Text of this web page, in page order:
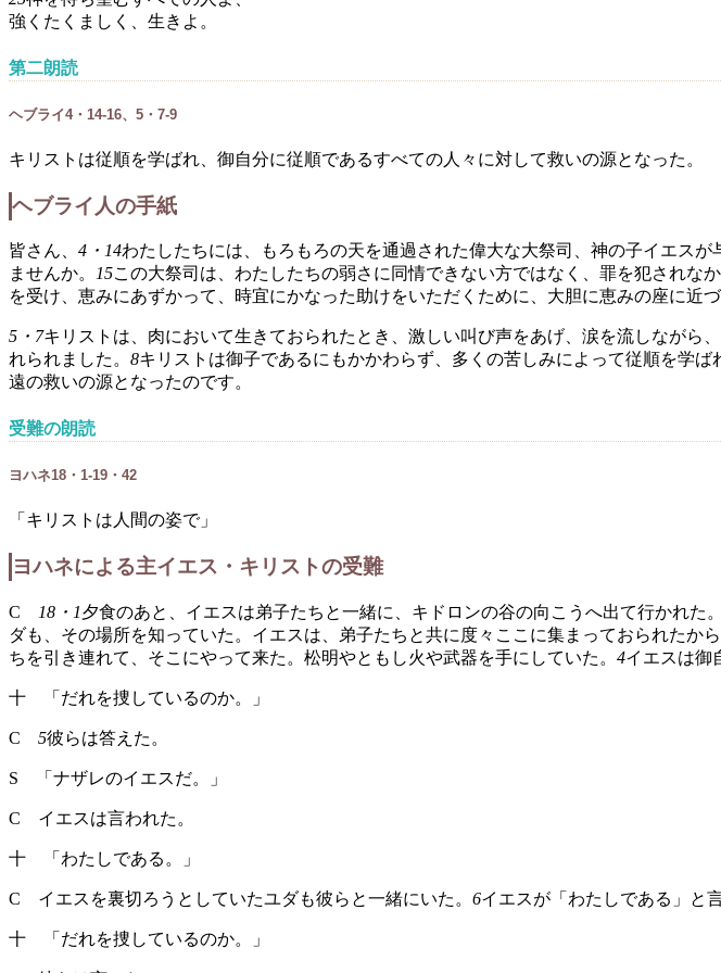
強くたくましく、生きよ。
第二朗読
ヘブライ4・14-16、5・7-9
キリストは従順を学ばれ、御自分に従順であるすべての人々に対して救いの源となった。
ヘブライ人の手紙
皆さん、 4・14わたしたちには、もろもろの天を通過された偉大な大祭司、神の子イエス
ませんか。 15この大祭司は、わたしたちの弱さに同情できない方ではなく、罪を犯されな
を受け、恵みにあずかって、時宜にかなった助けをいただくために、大胆に恵みの座に近
5・7キリストは、肉において生きておられたとき、激しい叫び声をあげ、涙を流しなが
れられました。 8キリストは御子であるにもかかわらず、多くの苦しみによって従順を学ば
遠の救いの源となったのです。
受難の朗読
ヨハネ18・1-19・42
「キリストは人間の姿で」
ヨハネによる主イエス・キリストの受難
C 18・1夕食のあと、イエスは弟子たちと一緒に、キドロンの谷の向こうへ出て行かれた
ダも、その場所を知っていた。イエスは、弟子たちと共に度々ここに集まっておられたから
ちを引き連れて、そこにやって来た。松明やともし火や武器を手にしていた。 4イエスは御
十 「だれを捜しているのか。」
C 5彼らは答えた。
S 「ナザレのイエスだ。」
C イエスは言われた。
十 「わたしである。」
C イエスを裏切ろうとしていたユダも彼らと一緒にいた。 6イエスが「わたしである」と
十 「だれを捜しているのか。」